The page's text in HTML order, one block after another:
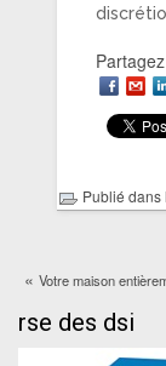
Publié dans
« Votre maison
rse des dsi